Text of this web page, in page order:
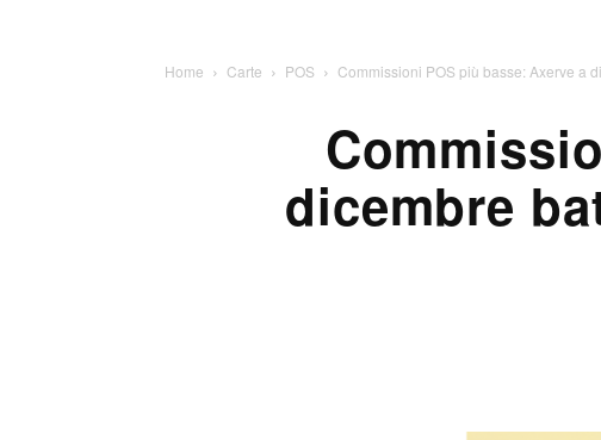
Home Carte POS Commissioni POS più basse: Axerve a
dicembre